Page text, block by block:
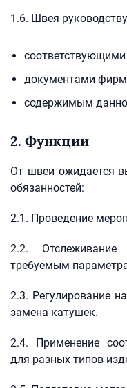
1.6. Швея
документами
содержимым
2. Функции
От швеи ожидается
обязанностей:
2.1. Проведение
2.2. Отслеживание
требуемым
2.3. Регулирование
замена катушек.
2.4. Применение
для разных типов